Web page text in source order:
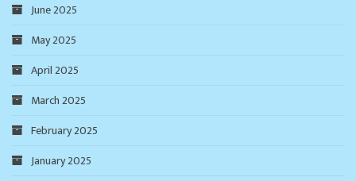
June 2025
May 2025
April 2025
March 2025
February 2025
January 2025